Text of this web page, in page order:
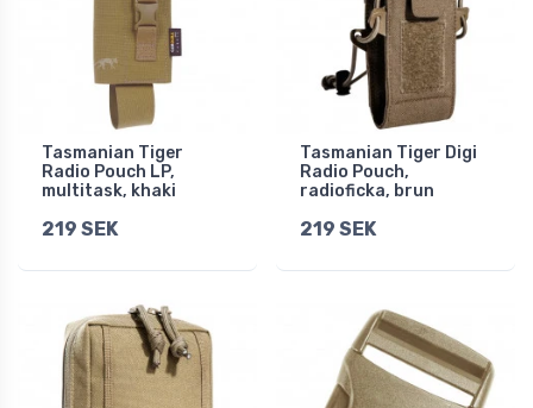
Tasmanian Tiger
Radio Pouch LP,
multitask, khaki
219 SEK
Tasmanian Tiger Digi
Radio Pouch,
radioficka, brun
219 SEK